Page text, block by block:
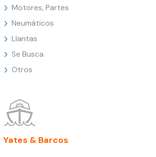
Motores, Partes
Neumáticos
Llantas
Se Busca
Otros
Yates & Barcos